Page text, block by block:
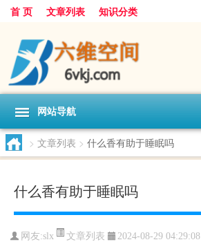
首 页 文章列表 知识分类
网站导航
> 文章列表 > 什么香有助于睡眠吗
什么香有助于睡眠吗
网友:slx 文章列表 2024-08-29 04:29:08